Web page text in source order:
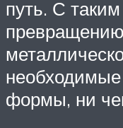
путь. С
превращению
необходимые
формы, ни